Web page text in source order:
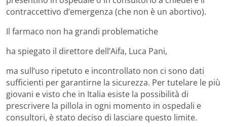
contraccettivo d’emergenza (che non è un abortivo).
Il farmaco non ha grandi problematiche
ha spiegato il direttore dell’Aifa, Luca Pani,
ma sull’uso ripetuto e incontrollato non ci sono dati
sufficienti per garantirne la sicurezza. Per tutelare le più
giovani e visto che in Italia esiste la possibilità di
prescrivere la pillola in ogni momento in ospedali e
consultori, è stato deciso di lasciare questo limite.